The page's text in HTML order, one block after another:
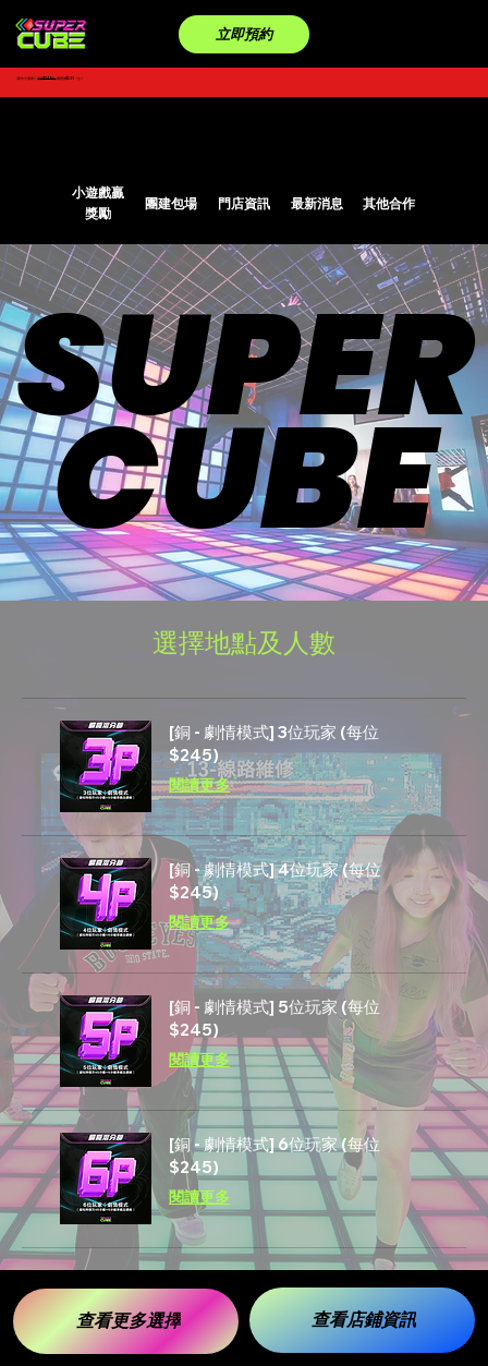
立即預約
SUPER
CUBE
SUPER
CUBE
《新年大激賞》原價$349/位優惠價$245一位！
選擇地點及人數
[銅 - 劇情模式] 3位玩家 (每位
$245)
閱讀更多
[銅 - 劇情模式] 4位玩家 (每位
$245)
閱讀更多
[銅 - 劇情模式] 5位玩家 (每位
$245)
閱讀更多
[銅 - 劇情模式] 6位玩家 (每位
$245)
閱讀更多
查看更多選擇 查看店鋪資訊
小遊戲贏
獎勵
團建包場 門店資訊 最新消息 其他合作